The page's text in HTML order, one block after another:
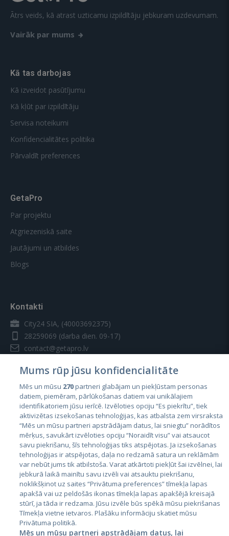
Ātrs veids, kā atrast uzticamu izpildītāju jebkuram uzdevumam.
Vairāk par mums
Kā tas darbojas
Kā izveidot pasūtījumu
Kā kļūt par izpildītāju
Servisa noteikumi
Konfidencialitātes politika
Pārvaldīt preferences
GetaPro
Par projektu
Atgriezeniskā saite
Jautājumi un atbildes
Blogs
Kontakti
City24 SIA, (40003692375)
28259069 (darba dien. 09-17)
contact@getapro.lv
Valstis
Igaunija
Latvija
Lietuva
Mums rūp jūsu konfidencialitāte
Mēs un mūsu 270partneri glabājam un piekļūstam personas
datiem, piemēram, pārlūkošanas datiem vai unikālajiem
identifikatoriem jūsu ierīcē. Izvēloties opciju “Es piekrītu”, tiek
aktivizētas izsekošanas tehnoloģijas, kas atbalsta zem virsraksta
“Mēs un mūsu partneri apstrādājam datus, lai sniegtu” norādītos
mērķus, savukārt izvēloties opciju “Noraidīt visu” vai atsaucot
savu piekrišanu, šīs tehnoloģijas tiks atspējotas. Ja izsekošanas
tehnoloģijas ir atspējotas, daļa no redzamā satura un reklāmām
var nebūt jums tik atbilstoša. Varat atkārtoti piekļūt šai izvēlnei, lai
jebkurā laikā mainītu savu izvēli vai atsauktu piekrišanu,
noklikšķinot uz saites “Privātuma preferences” tīmekļa lapas
apakšā vai uz peldošās ikonas tīmekļa lapas apakšējā kreisajā
stūrī, ja tāda ir redzama. Jūsu izvēle būs spēkā mūsu piekrišanas
Tīmekļa vietne ietvaros. Plašāku informāciju skatiet mūsu
Privātuma politikā.
Mēs un mūsu partneri apstrādājam datus, lai